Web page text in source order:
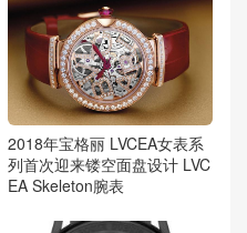
2018年宝格丽 LVCEA女表系
列首次迎来镂空面盘设计 LVC
EA Skeleton腕表